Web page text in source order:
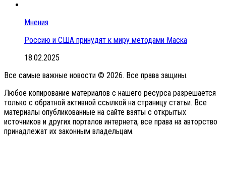
Мнения
Россию и США принудят к миру методами Маска
18.02.2025
Все самые важные новости © 2026. Все права защины.
Любое копирование материалов с нашего ресурса разрешается
только с обратной активной ссылкой на страницу статьи. Все
материалы опубликованные на сайте взяты с открытых
источников и других порталов интернета, все права на авторство
принадлежат их законным владельцам.